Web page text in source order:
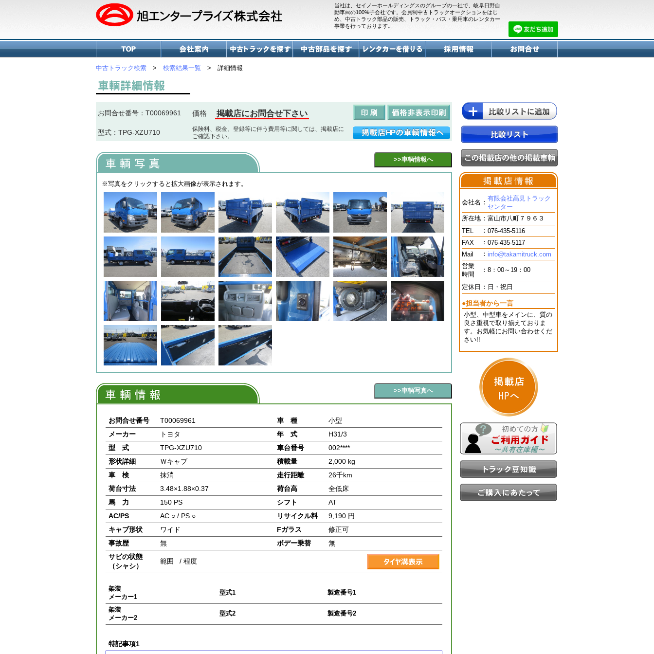
当社は、セイノーホールディングスのグループの一社で、岐阜日野自
動車㈱の100%子会社です。会員制中古トラックオークションをはじ
め、中古トラック部品の販売、トラック・バス・乗用車のレンタカー
事業を行っております。
中古トラック検索 > 検索結果一覧 > 詳細情報
お問合せ番号：T00069961 価格 掲載店にお問合せ下さい
型式：TPG-XZU710
保険料、税金、登録等に伴う費用等に関しては、掲載店に
ご確認下さい。
※写真をクリックすると拡大画像が表示されます。
お問合せ番号 T00069961 車 種
小型
メーカー
トヨタ 年 式
H31/3
型 式
TPG-XZU710 車台番号
002****
形状詳細
Ｗキャブ 積載量
2,000 kg
車 検
抹消 走行距離
26千km
荷台寸法
3.48×1.88×0.37 荷台高
全低床
馬 力
150 PS シフト
AT
AC/PS
AC ○ / PS ○ リサイクル料
9,190 円
キャブ形状
ワイド Fガラス
修正可
事故歴
無 ボデー乗替
無
サビの状態
（シャシ）
範囲 / 程度
架装
メーカー1
型式1 製造番号1
架装
メーカー2
型式2 製造番号2
特記事項1
会社名 ：
有限会社高見トラック
センター
所在地 ： 富山市八町７９６３
TEL
： 076-435-5116
FAX
： 076-435-5117
Mail
： info@takamitruck.com
営業
時間
： 8：00～19：00
定休日 ： 日・祝日
●担当者から一言
小型、中型車をメインに、質の
良さ重視で取り揃えておりま
す。お気軽にお問い合わせくだ
さい!!